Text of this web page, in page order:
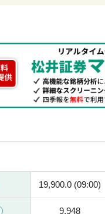
19,900.0 (09:00)
9,948